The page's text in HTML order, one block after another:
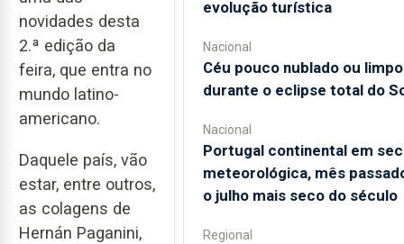
novidades desta
2.ª edição da
feira, que entra no
mundo latino-
americano.
Daquele país, vão
estar, entre outros,
as colagens de
Hernán Paganini,
evolução turística
Nacional
Céu pouco nublado ou limpo
durante o eclipse total do
Nacional
Portugal continental em
meteorológica, mês
o julho mais seco do século
Regional